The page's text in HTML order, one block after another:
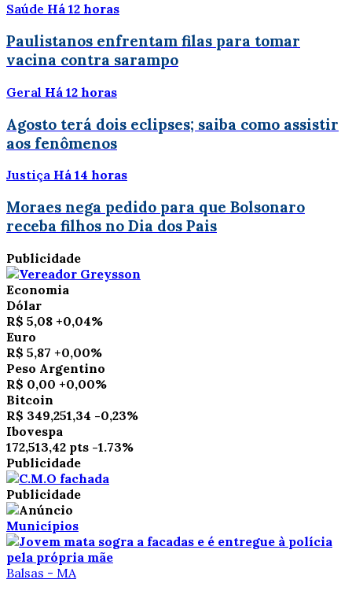
Saúde Há 12 horas
Paulistanos enfrentam filas para tomar
vacina contra sarampo
Geral Há 12 horas
Agosto terá dois eclipses; saiba como assistir
aos fenômenos
Justiça Há 14 horas
Moraes nega pedido para que Bolsonaro
receba filhos no Dia dos Pais
Publicidade
Economia
Dólar
R$ 5,08 +0,04%
Euro
R$ 5,87 +0,00%
Peso Argentino
R$ 0,00 +0,00%
Bitcoin
R$ 349,251,34 -0,23%
Ibovespa
172,513,42 pts -1.73%
Publicidade
Publicidade
Municípios
Balsas - MA